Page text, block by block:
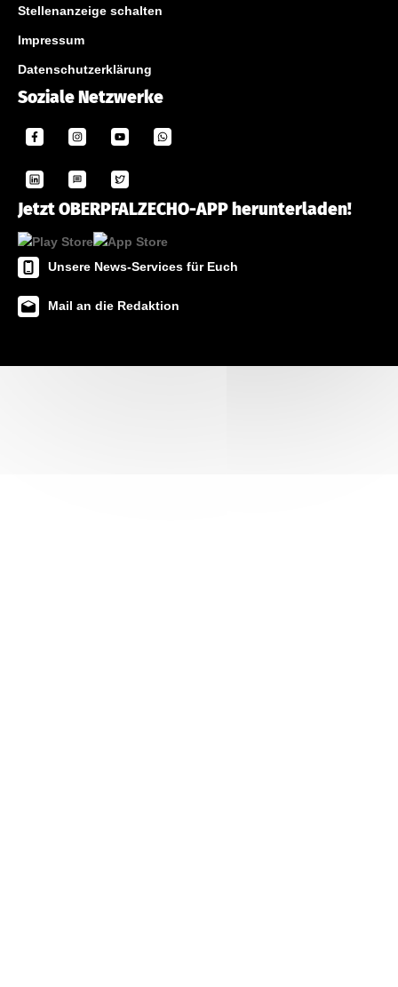
Stellenanzeige schalten
Impressum
Datenschutzerklärung
Soziale Netzwerke
Jetzt OBERPFALZECHO-APP herunterladen!
Unsere News-Services für Euch
Mail an die Redaktion